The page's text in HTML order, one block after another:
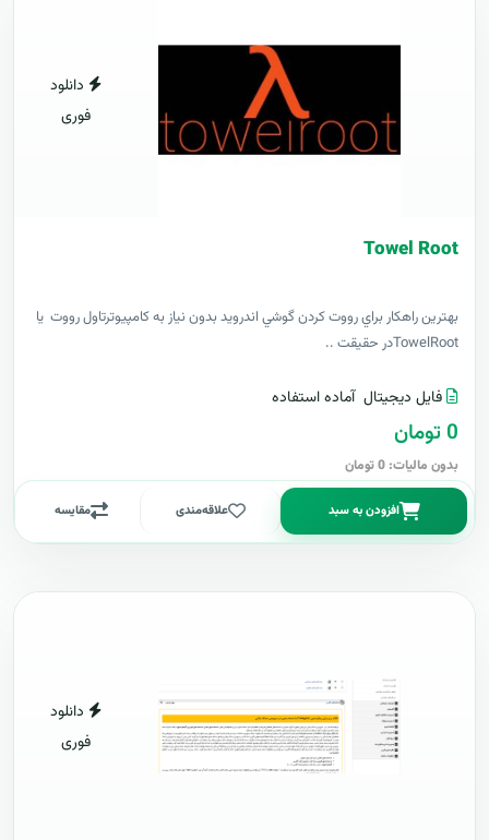
دانلود
فوری
Towel Root
بهترين راهکار براي رووت کردن گوشي اندرويد بدون نياز به کامپيوترتاول رووت يا
TowelRootدر حقيقت ..
فایل دیجیتال آماده استفاده
0 تومان
بدون مالیات: 0 تومان
افزودن به سبد علاقه‌مندی مقایسه
دانلود
فوری